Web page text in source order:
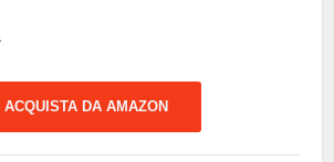
ACQUISTA DA AMAZON